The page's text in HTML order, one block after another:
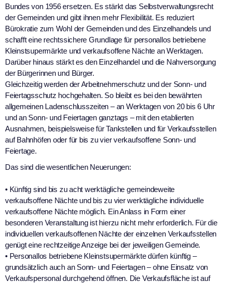
Bundes von 1956 ersetzen. Es stärkt das Selbstverwaltungsrecht
der Gemeinden und gibt ihnen mehr Flexibilität. Es reduziert
Bürokratie zum Wohl der Gemeinden und des Einzelhandels und
schafft eine rechtssichere Grundlage für personallos betriebene
Kleinstsupermärkte und verkaufsoffene Nächte an Werktagen.
Darüber hinaus stärkt es den Einzelhandel und die Nahversorgung
der Bürgerinnen und Bürger.
Gleichzeitig werden der Arbeitnehmerschutz und der Sonn- und
Feiertagsschutz hochgehalten. So bleibt es bei den bewährten
allgemeinen Ladenschlusszeiten – an Werktagen von 20 bis 6 Uhr
und an Sonn- und Feiertagen ganztags – mit den etablierten
Ausnahmen, beispielsweise für Tankstellen und für Verkaufsstellen
auf Bahnhöfen oder für bis zu vier verkaufsoffene Sonn- und
Feiertage.
Das sind die wesentlichen Neuerungen:
• Künftig sind bis zu acht werktägliche gemeindeweite
verkaufsoffene Nächte und bis zu vier werktägliche individuelle
verkaufsoffene Nächte möglich. Ein Anlass in Form einer
besonderen Veranstaltung ist hierzu nicht mehr erforderlich. Für die
individuellen verkaufsoffenen Nächte der einzelnen Verkaufsstellen
genügt eine rechtzeitige Anzeige bei der jeweiligen Gemeinde.
• Personallos betriebene Kleinstsupermärkte dürfen künftig –
grundsätzlich auch an Sonn- und Feiertagen – ohne Einsatz von
Verkaufspersonal durchgehend öffnen. Die Verkaufsfläche ist auf